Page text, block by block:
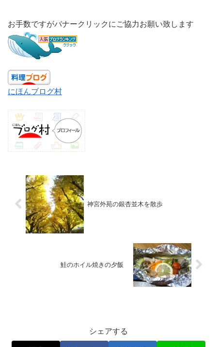
お手数ですがバナークリックにご協力お願い致します
にほんブログ村
神宮外苑の銀杏並木を散歩
鮭のホイル焼きの夕飯
シェアする